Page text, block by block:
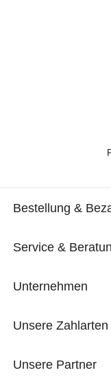
Business über
Sie sich durch unsere
Lieblingsstücke für
unsere Shoppingwelt
entspannt nach
Bestellung &
Service &
Unternehmen
Unsere Zahlarten
Unsere Partner